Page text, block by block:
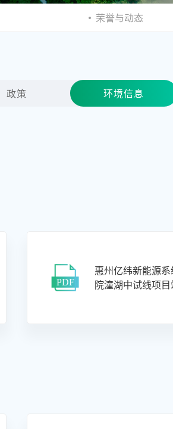
荣誉与动态
政策 环境信息
惠州亿纬新能源
院潼湖中试线项